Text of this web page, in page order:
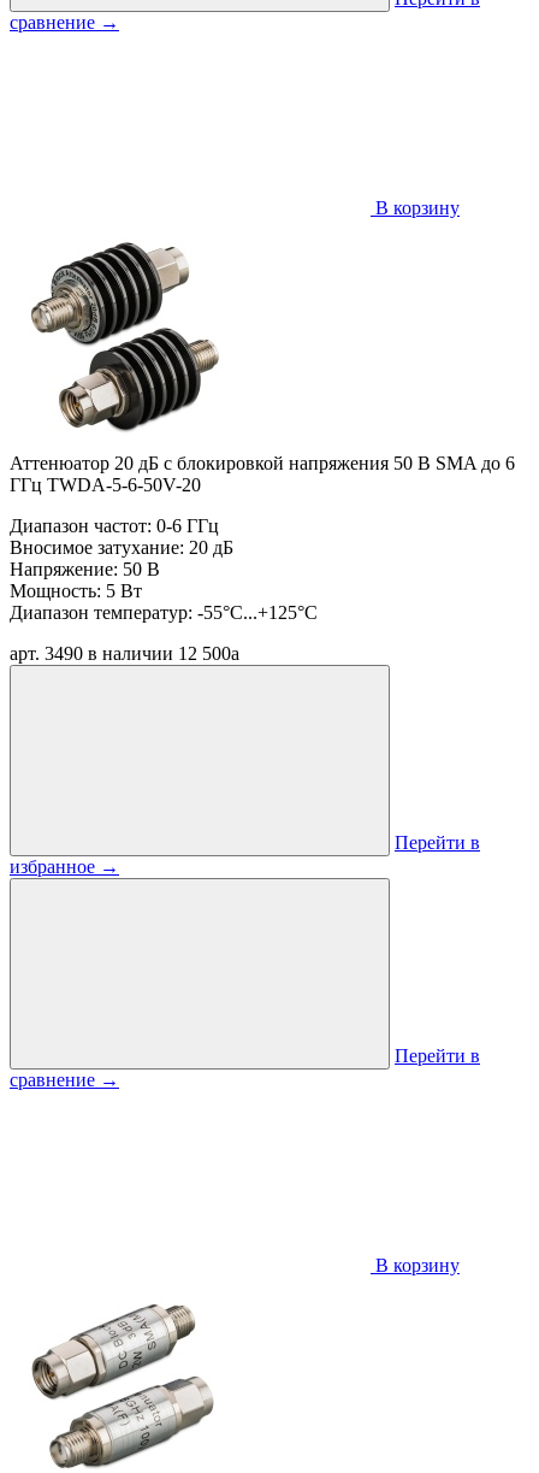
сравнение →
В корзину
Аттенюатор 20 дБ с блокировкой напряжения 50 В SMA до 6
ГГц TWDA-5-6-50V-20
Диапазон частот: 0-6 ГГц
Вносимое затухание: 20 дБ
Напряжение: 50 В
Мощность: 5 Вт
Диапазон температур: -55°C...+125°C
арт. 3490 в наличии 12 500a
Перейти в
избранное →
Перейти в
сравнение →
В корзину